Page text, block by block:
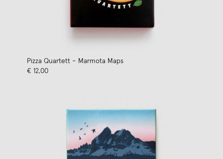
Pizza Quartett – Marmota Maps
€ 12,00